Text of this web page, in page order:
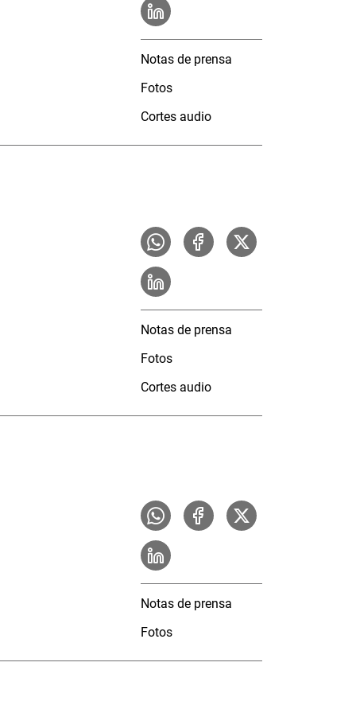
Notas de prensa
Fotos
Cortes audio
Notas de prensa
Fotos
Cortes audio
Notas de prensa
Fotos